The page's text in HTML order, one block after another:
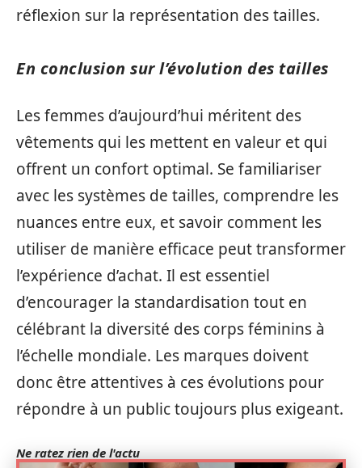
réflexion sur la représentation des tailles.
En conclusion sur l’évolution des tailles
Les femmes d’aujourd’hui méritent des
vêtements qui les mettent en valeur et qui
offrent un confort optimal. Se familiariser
avec les systèmes de tailles, comprendre les
nuances entre eux, et savoir comment les
utiliser de manière efficace peut transformer
l’expérience d’achat. Il est essentiel
d’encourager la standardisation tout en
célébrant la diversité des corps féminins à
l’échelle mondiale. Les marques doivent
donc être attentives à ces évolutions pour
répondre à un public toujours plus exigeant.
Ne ratez rien de l'actu